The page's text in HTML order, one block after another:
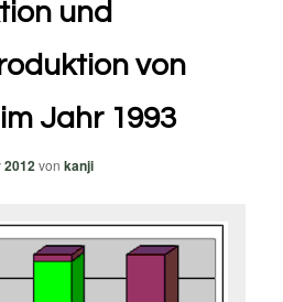
und
von
Jahr 1993
2012vonkanji